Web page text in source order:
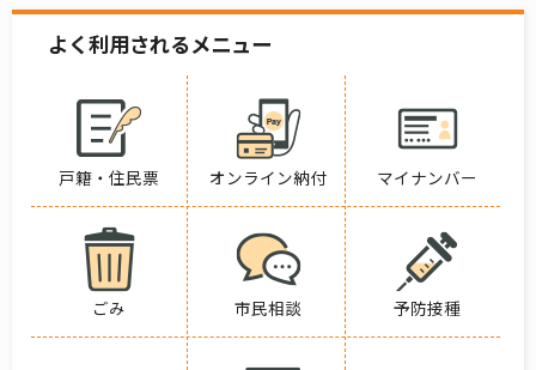
よく利用されるメニュー
戸籍・住民票 オンライン納付 マイナンバー
ごみ 市民相談 予防接種